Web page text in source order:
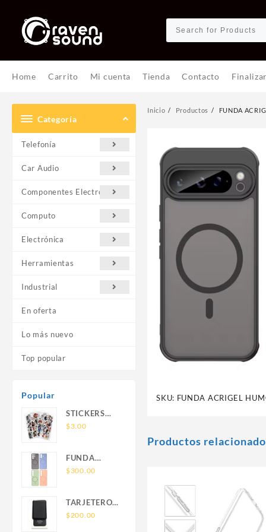
contenido
Home Carrito Mi cuenta Tienda Contacto
Categoría
Telefonía
Car Audio
Componentes Electrónicos
Computo
Electrónica
Herramientas
Industrial
En oferta
Lo más nuevo
Top popular
Popular
STICKERS
UNIVERSALES
$3.00
FUNDA
NOVA SAM
SIN SOPORTE
MAGNETICO
$300.00
TARJETERO
SIN SOPORTE
$200.00
Inicio Productos FUNDA
SKU: FUNDA ACRIGEL
Productos